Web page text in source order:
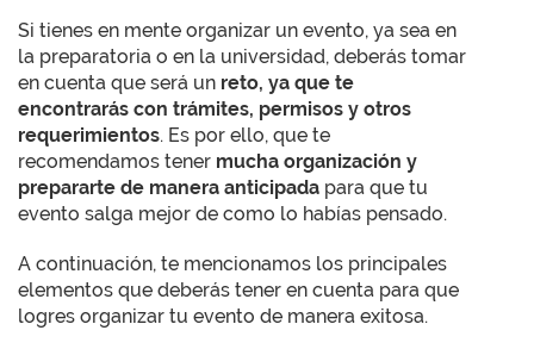
Si tienes en mente organizar un evento, ya sea en
la preparatoria o en la universidad, deberás tomar
en cuenta que será un reto, ya que te
encontrarás con trámites, permisos y otros
requerimientos. Es por ello, que te
recomendamos tener mucha organización y
prepararte de manera anticipada para que tu
evento salga mejor de como lo habías pensado.
A continuación, te mencionamos los principales
elementos que deberás tener en cuenta para que
logres organizar tu evento de manera exitosa.